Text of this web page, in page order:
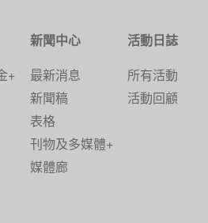
深水埗區
+
新聞中心
最新消息
新聞稿
表格
刊物及多媒體+
媒體廊
活動日誌
所有活動
活動回顧